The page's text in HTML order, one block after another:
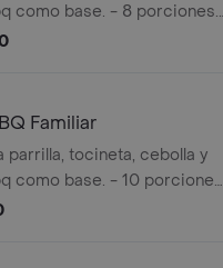
como base. - 8 porciones.
de Ajo, Sazonador
Familiar
parrilla, tocineta, cebolla y
como base. - 10 porciones.
de Ajo, Sazonador